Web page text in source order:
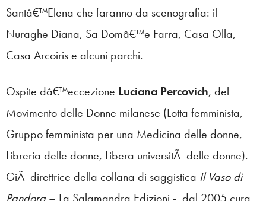
Santâ€™Elena che faranno da scenografia: il
Nuraghe Diana, Sa Domâ€™e Farra, Casa Olla,
Casa Arcoiris e alcuni parchi.
Ospite dâ€™eccezione Luciana Percovich, del
Movimento delle Donne milanese (Lotta femminista,
Gruppo femminista per una Medicina delle donne,
Libreria delle donne, Libera universitÃ delle donne).
GiÃ direttrice della collana di saggistica Il Vaso di